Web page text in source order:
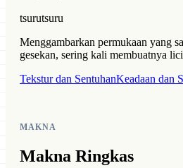
tsurutsuru
Menggambarkan permukaan yang
gesekan, sering kali membuatnya
Tekstur dan SentuhanKeadaan dan
MAKNA
Makna Ringkas